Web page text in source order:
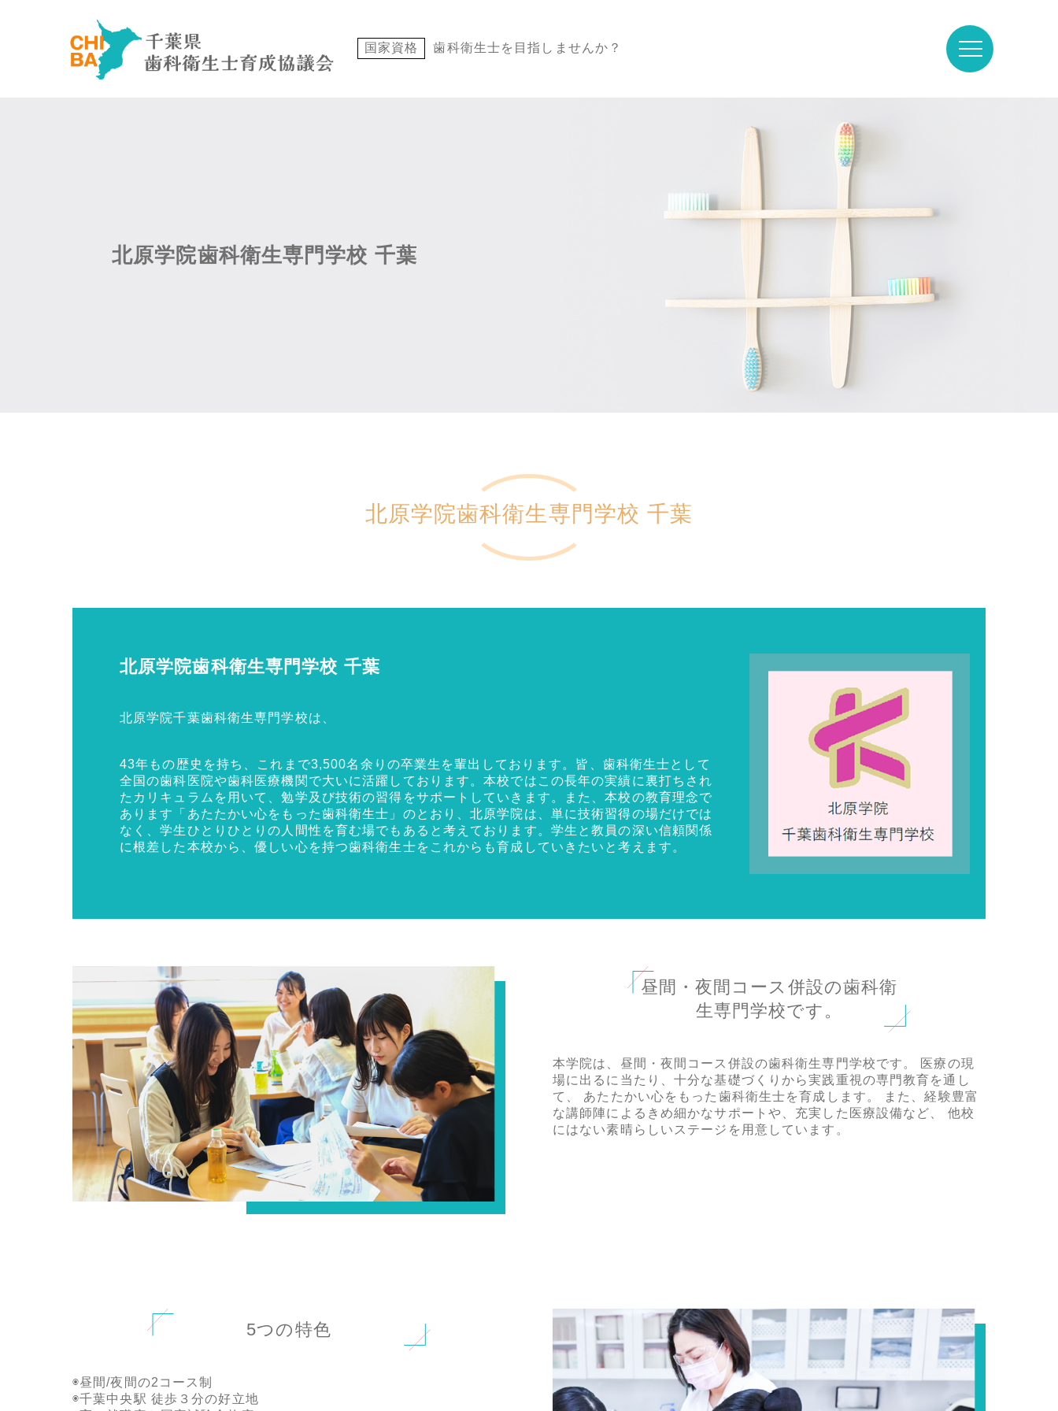
国家資格 歯科衛生士を目指しませんか？
北原学院歯科衛生専門学校 千葉
北原学院歯科衛生専門学校 千葉
北原学院歯科衛生専門学校 千葉
北原学院千葉歯科衛生専門学校は、
43年もの歴史を持ち、これまで3,500名余りの卒業生を輩出しております。皆、歯科衛生士として
全国の歯科医院や歯科医療機関で大いに活躍しております。本校ではこの長年の実績に裏打ちされ
たカリキュラムを用いて、勉学及び技術の習得をサポートしていきます。また、本校の教育理念で
あります「あたたかい心をもった歯科衛生士」のとおり、北原学院は、単に技術習得の場だけでは
なく、学生ひとりひとりの人間性を育む場でもあると考えております。学生と教員の深い信頼関係
に根差した本校から、優しい心を持つ歯科衛生士をこれからも育成していきたいと考えます。
昼間・夜間コース併設の歯科衛
生専門学校です。
本学院は、昼間・夜間コース併設の歯科衛生専門学校です。 医療の現
場に出るに当たり、十分な基礎づくりから実践重視の専門教育を通し
て、 あたたかい心をもった歯科衛生士を育成します。 また、経験豊富
な講師陣によるきめ細かなサポートや、充実した医療設備など、 他校
にはない素晴らしいステージを用意しています。
5つの特色
◉昼間/夜間の2コース制
◉千葉中央駅 徒歩３分の好立地